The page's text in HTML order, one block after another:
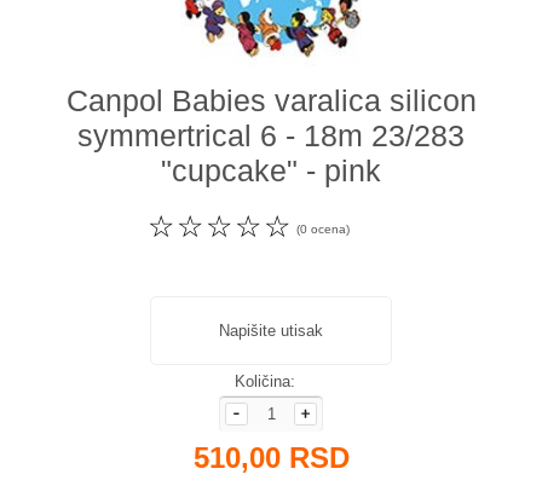
Canpol Babies varalica silicon
symmertrical 6 - 18m 23/283
"cupcake" - pink
☆
☆
☆
☆
☆ (0 ocena)
Napišite utisak
Količina:
510,00 RSD